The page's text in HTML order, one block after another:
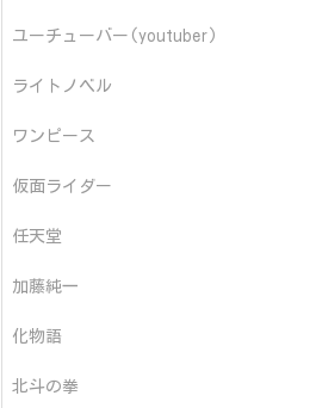
ユーチューバー(youtuber)
ライトノベル
ワンピース
仮面ライダー
任天堂
加藤純一
化物語
北斗の拳